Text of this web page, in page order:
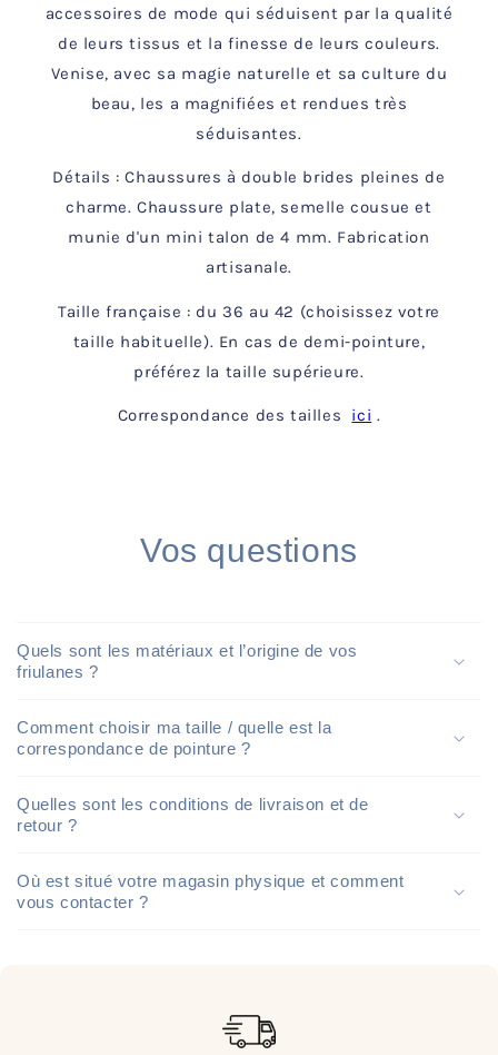
accessoires de mode qui séduisent par la qualité
de leurs tissus et la finesse de leurs couleurs.
Venise, avec sa magie naturelle et sa culture du
beau, les a magnifiées et rendues très
séduisantes.
Détails : Chaussures à double brides pleines de
charme. Chaussure plate, semelle cousue et
munie d'un mini talon de 4 mm. Fabrication
artisanale.
Taille française : du 36 au 42 (choisissez votre
taille habituelle). En cas de demi-pointure,
préférez la taille supérieure.
Correspondance des tailles ici .
Vos questions
Quels sont les matériaux et l’origine de vos
friulanes ?
Comment choisir ma taille / quelle est la
correspondance de pointure ?
Quelles sont les conditions de livraison et de
retour ?
Où est situé votre magasin physique et comment
vous contacter ?